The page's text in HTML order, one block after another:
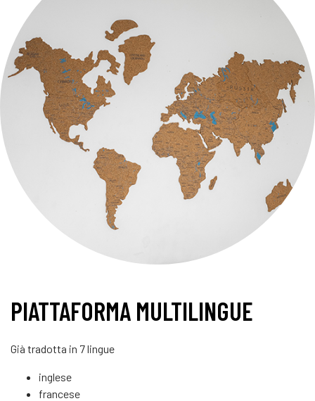
PIATTAFORMA MULTILINGUE
Già tradotta in 7 lingue
inglese
francese